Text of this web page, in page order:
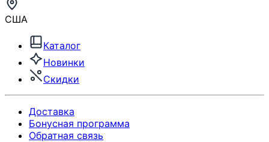
США
Каталог
Новинки
Скидки
Доставка
Бонусная программа
Обратная связь